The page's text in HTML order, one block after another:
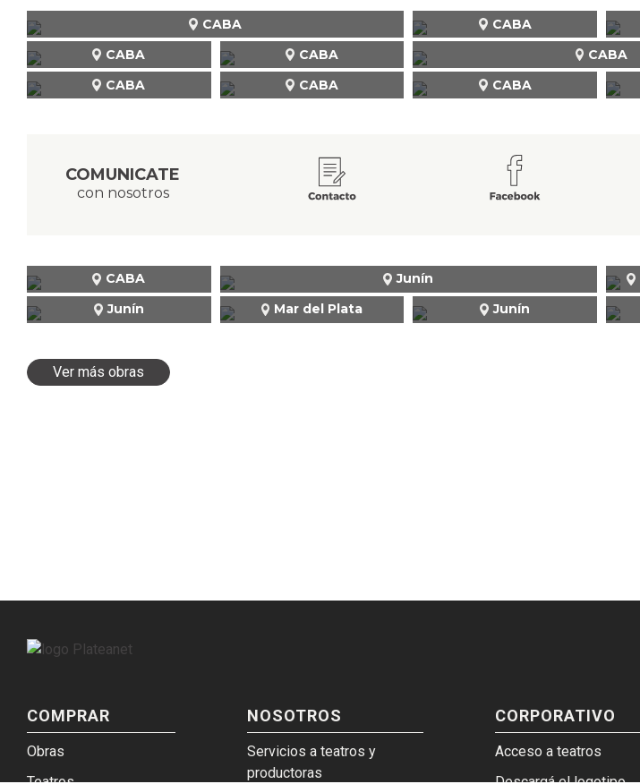
CABA CABA
CABA
CABA CABA
CABA
CABA CABA
COMUNICATE
con nosotros
CABA Junín
Junín
Mar del Plata Junín
Ver más obras
COMPRAR
Obras
NOSOTROS
Servicios a teatros y
productoras
CORPORATIVO
Acceso a teatros